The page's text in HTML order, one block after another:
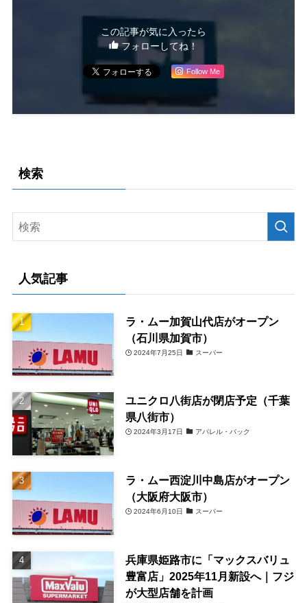
この記事が気に入ったら
フォローしてね！
Follow Me
検索
人気記事
ラ・ムー加賀山代店がオープン
（石川県加賀市）
2024年7月25日 スーパー
ユニクロ八街店が閉店予定（千葉
県八街市）
2024年3月17日 アパレル・バック
ラ・ムー西淀川中島店がオープン
（大阪府大阪市）
2024年6月10日 スーパー
兵庫県姫路市に「マックスバリュ
豊富店」2025年11月新設へ｜フジ
が大型店舗を計画